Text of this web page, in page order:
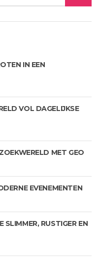
IN EEN
VOL DAGELIJKSE
MET GEO
EVENEMENTEN
RUSTIGER EN